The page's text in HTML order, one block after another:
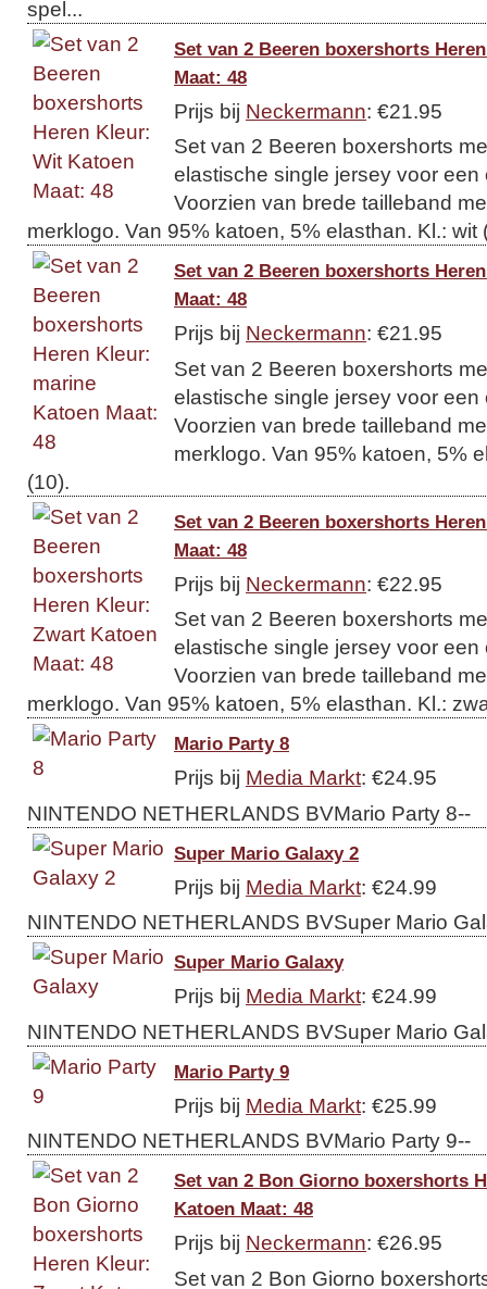
spel...
Set van 2 Beeren boxershorts
Maat: 48
Prijs bij Neckermann: €21.95
Set van 2 Beeren boxershorts
elastische single jersey voor een
Voorzien van brede tailleband
merklogo. Van 95% katoen, 5% elasthan. Kl.: wit
Set van 2 Beeren boxershorts
Maat: 48
Prijs bij Neckermann: €21.95
Set van 2 Beeren boxershorts
elastische single jersey voor een
Voorzien van brede tailleband
merklogo. Van 95% katoen, 5%
(10).
Set van 2 Beeren boxershorts
Maat: 48
Prijs bij Neckermann: €22.95
Set van 2 Beeren boxershorts
elastische single jersey voor een
Voorzien van brede tailleband
merklogo. Van 95% katoen, 5% elasthan. Kl.:
Mario Party 8
Prijs bij Media Markt: €24.95
NINTENDO NETHERLANDS BVMario Party 8--
Super Mario Galaxy 2
Prijs bij Media Markt: €24.99
NINTENDO NETHERLANDS BVSuper Mario
Super Mario Galaxy
Prijs bij Media Markt: €24.99
NINTENDO NETHERLANDS BVSuper Mario
Mario Party 9
Prijs bij Media Markt: €25.99
NINTENDO NETHERLANDS BVMario Party 9--
Set van 2 Bon Giorno boxershorts
Katoen Maat: 48
Prijs bij Neckermann: €26.95
Set van 2 Bon Giorno